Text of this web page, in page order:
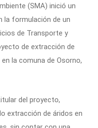
(SMA) inició un
la formulación de un
de Transporte y
de extracción de
la comuna de Osorno,
del proyecto,
extracción de áridos en